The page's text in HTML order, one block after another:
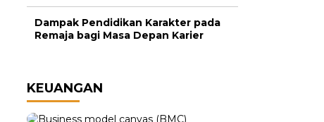
Dampak Pendidikan Karakter pada
Remaja bagi Masa Depan Karier
KEUANGAN